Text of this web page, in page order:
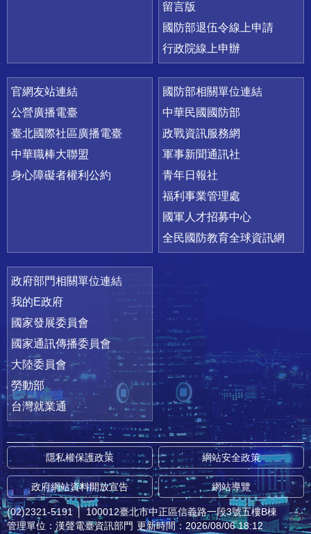
留言版
國防部退伍令線上申請
行政院線上申辦
官網友站連結
公營廣播電臺
臺北國際社區廣播電臺
中華職棒大聯盟
身心障礙者權利公約
國防部相關單位連結
中華民國國防部
政戰資訊服務網
軍事新聞通訊社
青年日報社
福利事業管理處
國軍人才招募中心
全民國防教育全球資訊網
政府部門相關單位連結
我的E政府
國家發展委員會
國家通訊傳播委員會
大陸委員會
勞動部
台灣就業通
隱私權保護政策 網站安全政策
政府網站資料開放宣告 網站導覽
(02)2321-5191 │ 100012臺北市中正區信義路一段3號五樓B棟
管理單位：漢聲電臺資訊部門 更新時間：2026/08/06 18:12